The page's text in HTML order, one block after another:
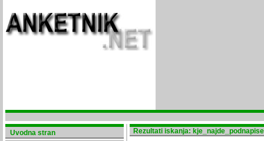
Uvodna stran
Rezultati iskanja: